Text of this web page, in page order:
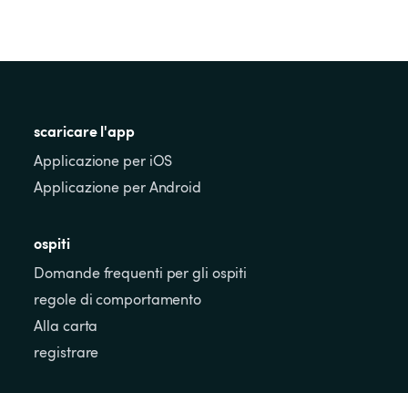
scaricare l'app
Applicazione per iOS
Applicazione per Android
ospiti
Domande frequenti per gli ospiti
regole di comportamento
Alla carta
registrare